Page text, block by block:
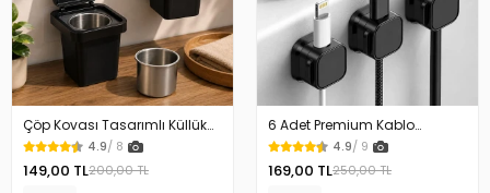
Çöp Kovası Tasarımlı Küllük
Duvar Masaüstü ve Araç İçin
Uygun Kullanım
4.9/ 8
149,00 TL200,00 TL
6 Adet Premium Kablo
Düzenleyici Kablo Tutucu
Mıknatıslı Kapak Özellikli
4.9/ 9
169,00 TL250,00 TL